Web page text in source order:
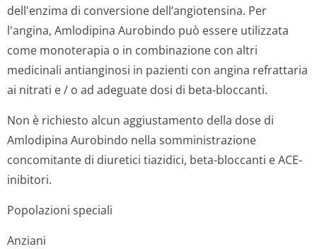
dell'enzima di conversione dell’angiotensina. Per
l'angina, Amlodipina Aurobindo può essere utilizzata
come monoterapia o in combinazione con altri
medicinali antianginosi in pazienti con angina refrattaria
ai nitrati e / o ad adeguate dosi di beta-bloccanti.
Non è richiesto alcun aggiustamento della dose di
Amlodipina Aurobindo nella somministrazione
concomitante di diuretici tiazidici, beta-bloccanti e ACE-
inibitori.
Popolazioni speciali
Anziani